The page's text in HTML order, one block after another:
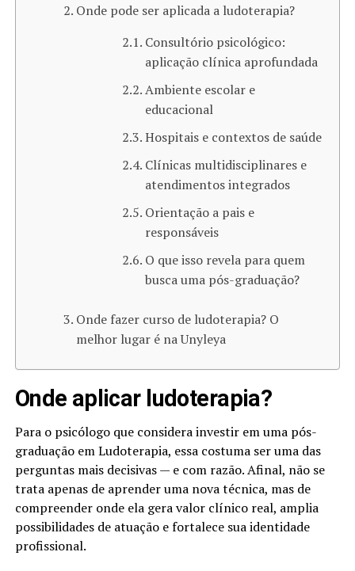
Onde pode ser aplicada a ludoterapia​?
Consultório psicológico:
aplicação clínica aprofundada
Ambiente escolar e
educacional
Hospitais e contextos de saúde
Clínicas multidisciplinares e
atendimentos integrados
Orientação a pais e
responsáveis
O que isso revela para quem
busca uma pós-graduação?
Onde fazer curso de ludoterapia? O
melhor lugar é na Unyleya
Onde aplicar ludoterapia​?
Para o psicólogo que considera investir em uma pós-
graduação em Ludoterapia, essa costuma ser uma das
perguntas mais decisivas — e com razão. Afinal, não se
trata apenas de aprender uma nova técnica, mas de
compreender onde ela gera valor clínico real, amplia
possibilidades de atuação e fortalece sua identidade
profissional.